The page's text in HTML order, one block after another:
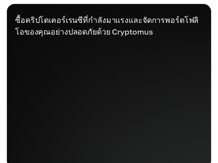
ซื้อคริปโตเคอร์เรนซีที่กำลังมาแรงและจัดการพอร์ตโฟลิ
โอของคุณอย่างปลอดภัยด้วย Cryptomus